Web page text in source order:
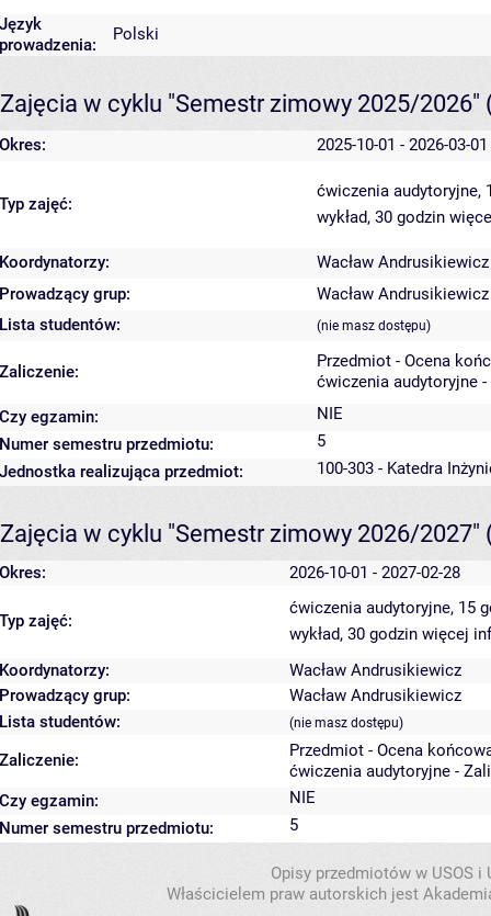
Język
prowadzenia:
Polski
Zajęcia w cyklu "Semestr zimowy 2025/2026"
Okres: 2025-10-01 - 2026-03-01
Typ zajęć:
ćwiczenia audytoryjne,
wykład, 30 godzin
Koordynatorzy:
Wacław Andrusikiewicz
Prowadzący grup:
Wacław Andrusikiewicz
Lista studentów:
(nie masz dostępu)
Zaliczenie:
Przedmiot - Ocena
ćwiczenia audytoryjne
Czy egzamin:
NIE
Numer semestru przedmiotu:
5
Jednostka realizująca przedmiot:
100-303 - Katedra
Zajęcia w cyklu "Semestr zimowy 2026/2027"
Okres: 2026-10-01 - 2027-02-28
Typ zajęć:
ćwiczenia audytoryjne, 15
wykład, 30 godzin więcej
Koordynatorzy:
Wacław Andrusikiewicz
Prowadzący grup:
Wacław Andrusikiewicz
Lista studentów:
(nie masz dostępu)
Zaliczenie:
Przedmiot - Ocena
ćwiczenia audytoryjne -
Czy egzamin:
NIE
Numer semestru przedmiotu:
5
Opisy przedmiotów w USOS
Właścicielem praw autorskich jest